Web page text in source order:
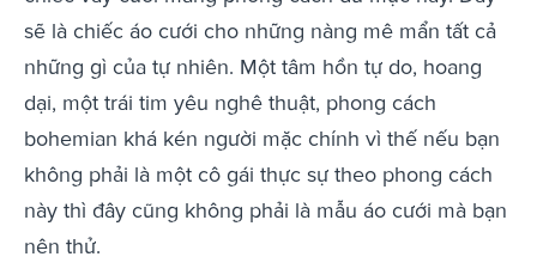
sẽ là chiếc áo cưới cho những nàng mê mẩn tất cả
những gì của tự nhiên. Một tâm hồn tự do, hoang
dại, một trái tim yêu nghê thuật, phong cách
bohemian khá kén người mặc chính vì thế nếu bạn
không phải là một cô gái thực sự theo phong cách
này thì đây cũng không phải là mẫu áo cưới mà bạn
nên thử.